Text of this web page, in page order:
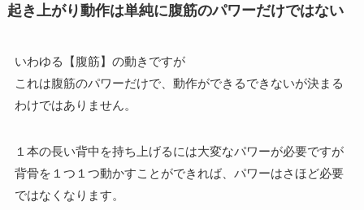
起き上がり動作は単純に腹筋のパワーだけではない
いわゆる【腹筋】の動きですが
これは腹筋のパワーだけで、動作ができるできないが決まる
わけではありません。
１本の長い背中を持ち上げるには大変なパワーが必要ですが
背骨を１つ１つ動かすことができれば、パワーはさほど必要
ではなくなります。